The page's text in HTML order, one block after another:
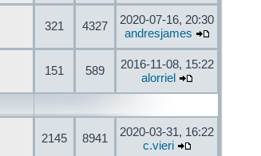
321 4327
2020-07-16, 20:30
andresjames
151 589
2016-11-08, 15:22
alorriel
2145 8941
2020-03-31, 16:22
c.vieri